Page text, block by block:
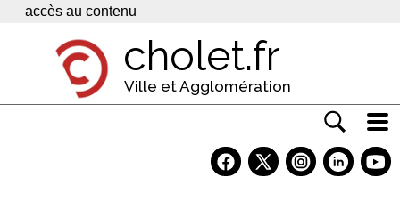
Panneau de gestion des cookies
accès au contenu
cholet.fr
Ville et Agglomération